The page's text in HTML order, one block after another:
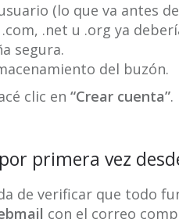
(lo que va antes
.net u .org ya
segura.
del buzón.
clic en “Crear cuenta”.
primera vez
de verificar que todo
con el correo